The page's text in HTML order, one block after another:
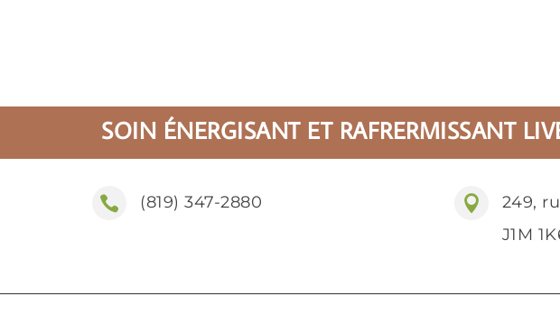
SOIN ÉNERGISANT ET RAFRERMISSANT
 (819) 347-2880 
249,
J1M